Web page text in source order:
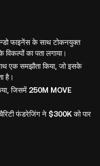
फाइनेंस के साथ टोकनयुक्त
का पता लगाया।
एक समझौता किया, जो इसके
है।
जिसमें 250M MOVE
फंडरेजिंग ने $300Kको पार